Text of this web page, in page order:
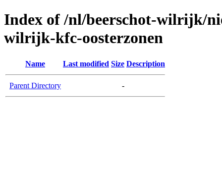
Index of /nl/beerschot-wilrijk/
wilrijk-kfc-oosterzonen
Name Last modified Size Description
Parent Directory -